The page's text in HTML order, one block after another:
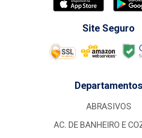
Site Seguro
Departamentos
ABRASIVOS
AC. DE BANHEIRO E